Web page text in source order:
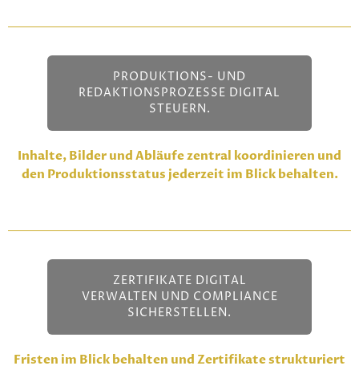
PRODUKTIONS- UND
REDAKTIONSPROZESSE DIGITAL
STEUERN.
Inhalte, Bilder und Abläufe zentral koordinieren und
den Produktionsstatus jederzeit im Blick behalten.
ZERTIFIKATE DIGITAL
VERWALTEN UND COMPLIANCE
SICHERSTELLEN.
Fristen im Blick behalten und Zertifikate strukturiert